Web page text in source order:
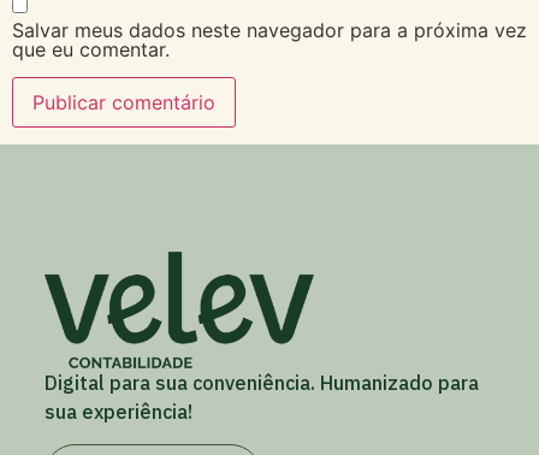
Salvar meus dados neste navegador para a próxima vez
que eu comentar.
Digital para sua conveniência. Humanizado para
sua experiência!